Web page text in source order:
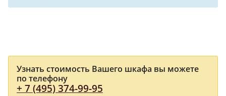
Узнать стоимость Вашего шкафа вы можете
по телефону
+ 7 (495) 374-99-95